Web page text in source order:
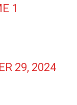
1
29, 2024